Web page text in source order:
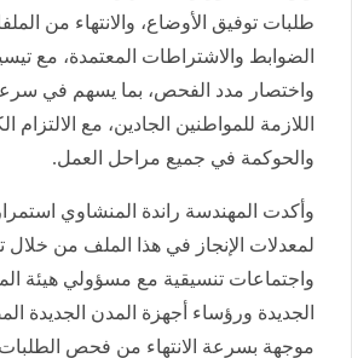
طلبات توفيق الأوضاع، والانتهاء من
الضوابط والاشتراطات المعتمدة، مع
واختصار مدد الفحص، بما يسهم في
اللازمة للمواطنين الجادين، مع الالتزام
والحوكمة في جميع مراحل العمل.
وأكدت المهندسة راندة المنشاوي استمرار
لمعدلات الإنجاز في هذا الملف من خلال
واجتماعات تنسيقية مع مسؤولي هيئة
الجديدة ورؤساء أجهزة المدن الجديدة
موجهة بسرعة الانتهاء من فحص الطلبات